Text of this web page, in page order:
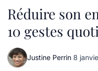
Réduire son
10 gestes
Justine Perrin·8